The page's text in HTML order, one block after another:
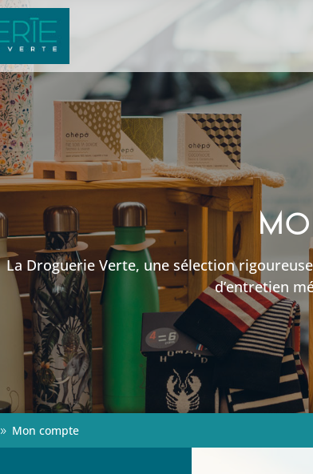
La Droguerie Verte, une sélection
d’entretien
9 Mon compte